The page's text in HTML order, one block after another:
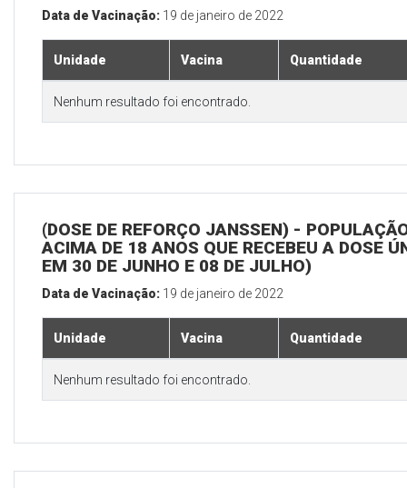
Data de Vacinação: 19 de janeiro de 2022
Unidade Vacina Quantidade
Nenhum resultado foi encontrado.
(DOSE DE REFORÇO JANSSEN) -
ACIMA DE 18 ANOS QUE RECEBEU A DOSE
EM 30 DE JUNHO E 08 DE JULHO)
Data de Vacinação: 19 de janeiro de 2022
Unidade Vacina Quantidade
Nenhum resultado foi encontrado.